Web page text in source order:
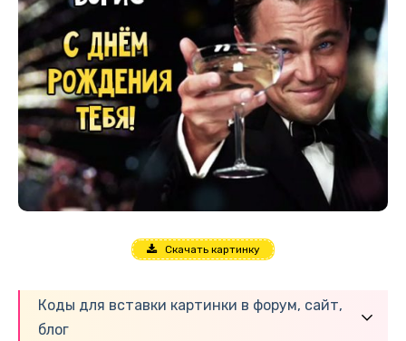
Скачать картинку
Коды для вставки картинки в форум, сайт,
блог